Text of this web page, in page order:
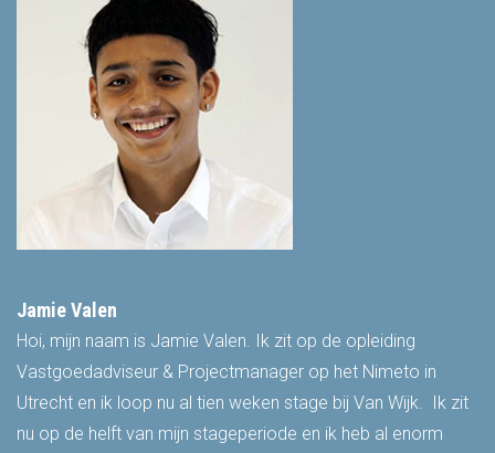
Jamie Valen
Hoi, mijn naam is Jamie Valen. Ik zit op de opleiding
Vastgoedadviseur & Projectmanager op het Nimeto in
Utrecht en ik loop nu al tien weken stage bij Van Wijk. Ik zit
nu op de helft van mijn stageperiode en ik heb al enorm